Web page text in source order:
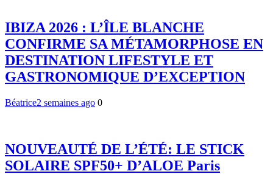
IBIZA 2026 : L’ÎLE BLANCHE
CONFIRME SA MÉTAMORPHOSE EN
DESTINATION LIFESTYLE ET
GASTRONOMIQUE D’EXCEPTION
Béatrice2 semaines ago 0
NOUVEAUTÉ DE L’ÉTÉ: LE STICK
SOLAIRE SPF50+ D’ALOE Paris